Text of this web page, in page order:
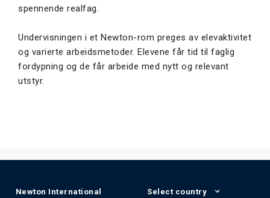
spennende realfag.
Undervisningen i et Newton-rom preges av elevaktivitet
og varierte arbeidsmetoder. Elevene får tid til faglig
fordypning og de får arbeide med nytt og relevant
utstyr.
Newton International Select country